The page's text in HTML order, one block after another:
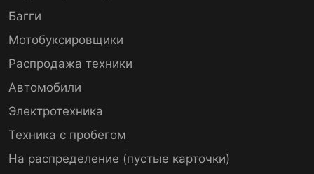
Багги
Мотобуксировщики
Распродажа техники
Автомобили
Электротехника
Техника с пробегом
На распределение (пустые карточки)